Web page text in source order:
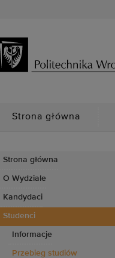
Strona główna
Strona główna
O Wydziale
Kandydaci
Studenci
Informacje
Przebieg studiów